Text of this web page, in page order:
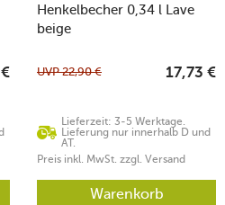
€
Henkelbecher 0,34 l Lave
beige
Lieferzeit: 3-5 Werktage.
Lieferung nur innerhalb D und
AT.
UVP22,90 € 17,73 €
Preis inkl. MwSt. zzgl. Versand
Warenkorb